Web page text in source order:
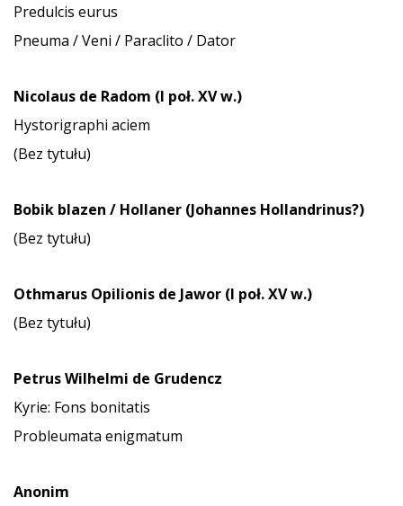
Predulcis eurus
Pneuma / Veni / Paraclito / Dator
Nicolaus de Radom (I poł. XV w.)
Hystorigraphi aciem
(Bez tytułu)
Bobik blazen / Hollaner (Johannes Hollandrinus?)
(Bez tytułu)
Othmarus Opilionis de Jawor (I poł. XV w.)
(Bez tytułu)
Petrus Wilhelmi de Grudencz
Kyrie: Fons bonitatis
Probleumata enigmatum
Anonim